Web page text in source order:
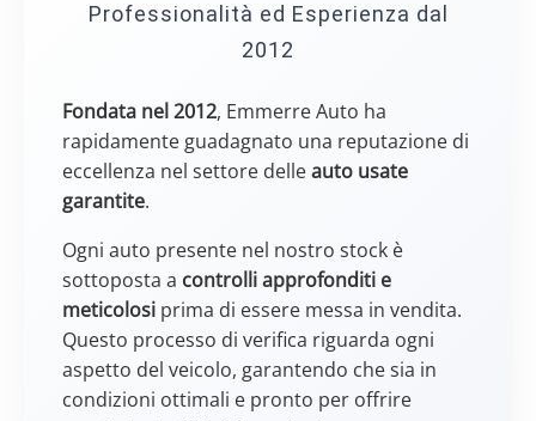
Professionalità ed Esperienza dal
2012
Fondata nel 2012, Emmerre Auto ha
rapidamente guadagnato una reputazione di
eccellenza nel settore delleauto usate
garantite.
Ogni auto presente nel nostro stock è
sottoposta a controlli approfonditi e
meticolosi prima di essere messa in vendita.
Questo processo di verifica riguarda ogni
aspetto del veicolo, garantendo che sia in
condizioni ottimali e pronto per offrire